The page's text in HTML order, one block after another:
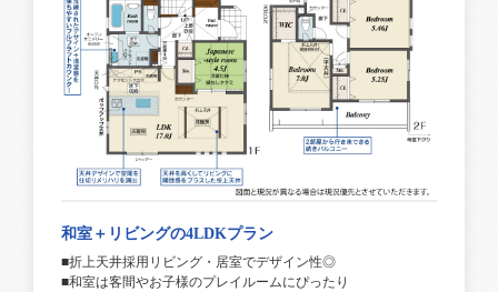
和室＋リビングの4LDKプラン
■折上天井採用リビング・居室でデザイン性◎
■和室は客間やお子様のプレイルームにぴったり